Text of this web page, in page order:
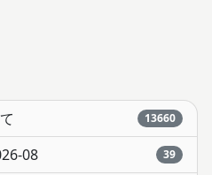
13660
08 39